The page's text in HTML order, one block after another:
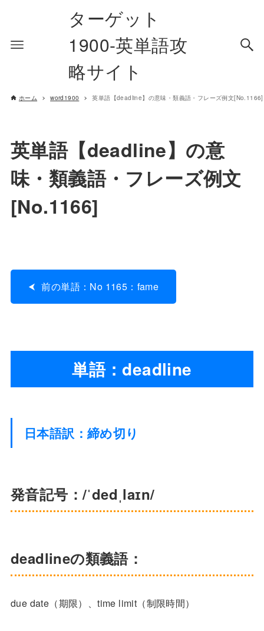
ターゲット
1900-英単語攻
略サイト
ホーム word1900 英単語【deadline】の意味・類義語・フレーズ例文[No.1166]
英単語【deadline】の意
味・類義語・フレーズ例文
[No.1166]
前の単語：No 1165：fame
単語：deadline
日本語訳：締め切り
発音記号：/ˈdedˌlaɪn/
deadlineの類義語：
due date（期限）、time limit（制限時間）